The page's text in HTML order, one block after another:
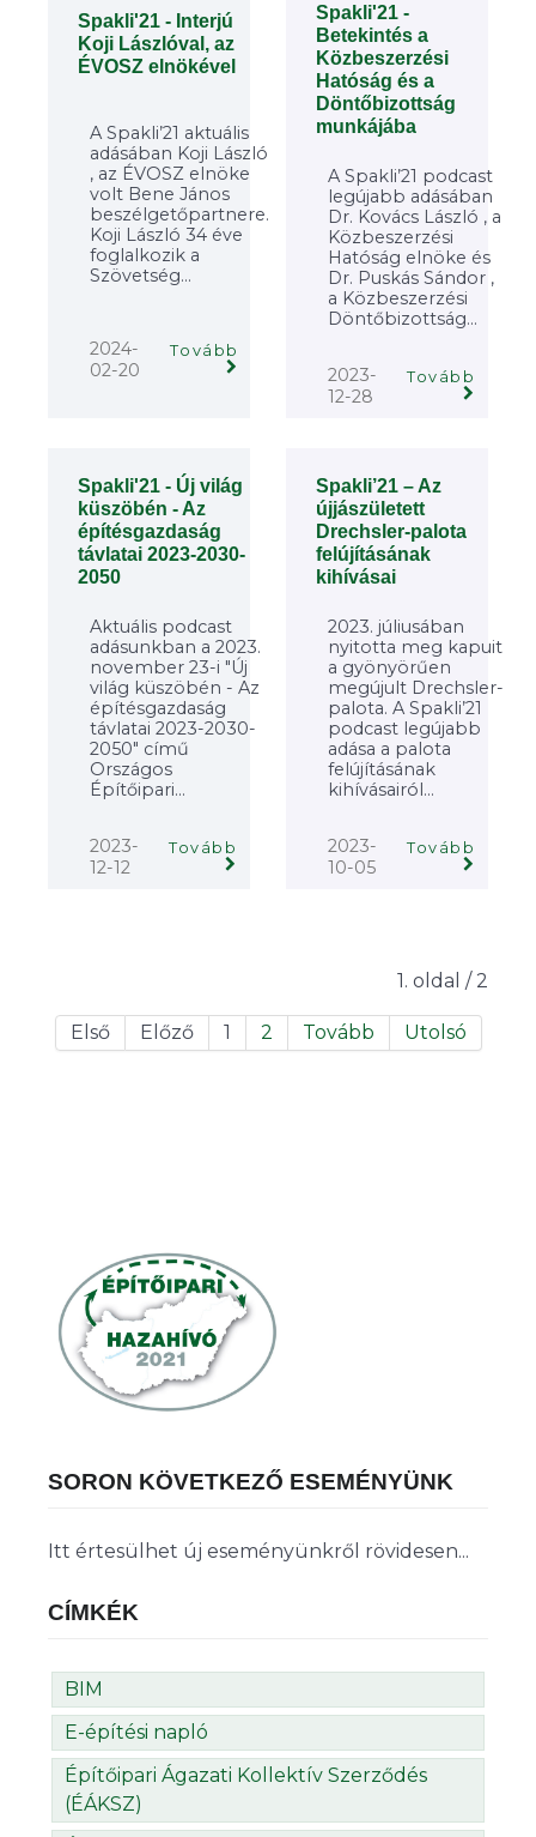
Spakli'21 - Interjú
Koji Lászlóval, az
ÉVOSZ elnökével
A Spakli’21 aktuális
adásában Koji László
, az ÉVOSZ elnöke
volt Bene János
beszélgetőpartnere.
Koji László 34 éve
foglalkozik a
Szövetség...
2024-
02-20
Tovább
Spakli'21 -
Betekintés a
Közbeszerzési
Hatóság és a
Döntőbizottság
munkájába
A Spakli’21 podcast
legújabb adásában
Dr. Kovács László , a
Közbeszerzési
Hatóság elnöke és
Dr. Puskás Sándor ,
a Közbeszerzési
Döntőbizottság...
2023-
12-28
Tovább
Spakli'21 - Új világ
küszöbén - Az
építésgazdaság
távlatai 2023-2030-
2050
Aktuális podcast
adásunkban a 2023.
november 23-i "Új
világ küszöbén - Az
építésgazdaság
távlatai 2023-2030-
2050" című
Országos
Építőipari...
2023-
12-12
Tovább
Spakli’21 – Az
újjászületett
Drechsler-palota
felújításának
kihívásai
2023. júliusában
nyitotta meg kapuit
a gyönyörűen
megújult Drechsler-
palota. A Spakli’21
podcast legújabb
adása a palota
felújításának
kihívásairól...
2023-
10-05
Tovább
1. oldal / 2
Első Előző 1 2 Tovább Utolsó
SORON KÖVETKEZŐ ESEMÉNYÜNK
Itt értesülhet új eseményünkről rövidesen...
CÍMKÉK
BIM
E-építési napló
Építőipari Ágazati Kollektív Szerződés
(ÉÁKSZ)